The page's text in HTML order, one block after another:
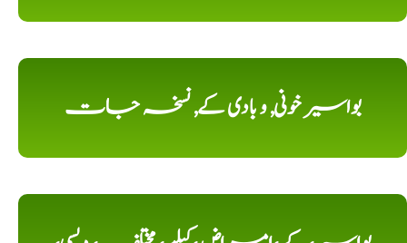
بواسیر خونی, و بادی کے, نسخہ جات